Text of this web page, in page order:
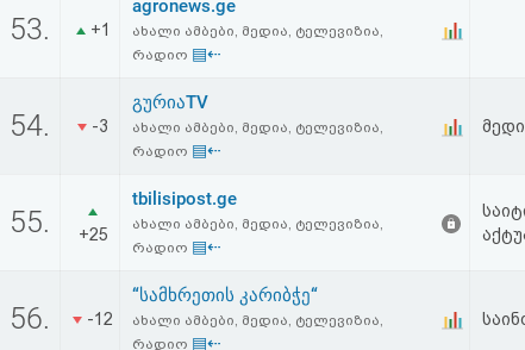
53. +1
agronews.ge
ახალი ამბები, მედია, ტელევიზია,
რადიო ▤⇠
54. -3
გურიაTV
ახალი ამბები, მედია, ტელევიზია,
რადიო ▤⇠
55. +25
tbilisipost.ge
ახალი ამბები, მედია, ტელევიზია,
რადიო ▤⇠
56. -12
“სამხრეთის კარიბჭე“
ახალი ამბები, მედია, ტელევიზია,
რადიო ▤⇠